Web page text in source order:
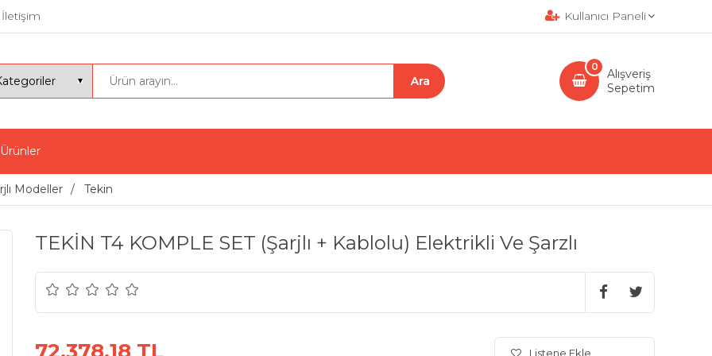
İletişim Kullanıcı Paneli
Alışveriş
Sepetim
0
Modeller Tekin
TEKİN T4 KOMPLE SET (Şarjlı + Kablolu) Elektrikli Ve Şarzlı
Listene Ekle